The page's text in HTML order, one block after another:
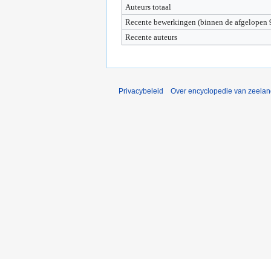
Auteurs totaal
Recente bewerkingen (binnen de afgelopen
Recente auteurs
Privacybeleid Over encyclopedie van